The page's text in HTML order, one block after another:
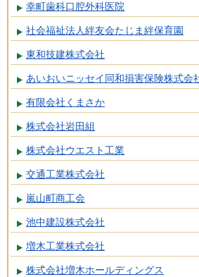
幸町歯科口腔外科医院
社会福祉法人絆友会たじま絆保育園
東和技建株式会社
あいおいニッセイ同和損害保険株式
有限会社くまさか
株式会社岩田組
株式会社ウエスト工業
交通工業株式会社
嵐山町商工会
池中建設株式会社
増木工業株式会社
株式会社増木ホールディングス